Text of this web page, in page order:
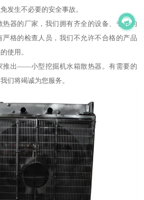
发生不必要的安全事故。
器的厂家，我们拥有齐全的设备、专业的
格的检查人员，我们不允许不合格的产品
使用。
出——小型挖掘机水箱散热器。有需要的
们将竭诚为您服务。